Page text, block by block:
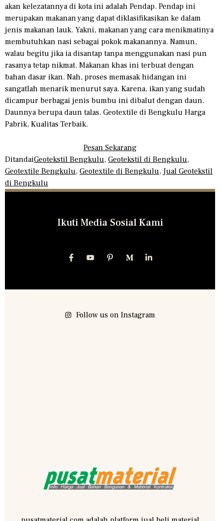
akan kelezatannya di kota ini adalah Pendap. Pendap ini
merupakan makanan yang dapat diklasifikasikan ke dalam
jenis makanan lauk. Yakni, makanan yang cara menikmatinya
membutuhkan nasi sebagai pokok makanannya. Namun,
walau begitu jika ia disantap tanpa menggunakan nasi pun
rasanya tetap nikmat. Makanan khas ini terbuat dengan
bahan dasar ikan. Nah, proses memasak hidangan ini
sangatlah menarik menurut saya. Karena, ikan yang sudah
dicampur berbagai jenis bumbu ini dibalut dengan daun.
Daunnya berupa daun talas. Geotextile di Bengkulu Harga
Pabrik, Kualitas Terbaik.
Pesan Sekarang
DitandaiGeotekstil Bengkulu, Geotekstil di Bengkulu,
Geotextile Bengkulu, Geotextile di Bengkulu, Jual Geotekstil
di Bengkulu
Ikuti Media Sosial Kami
Follow us on Instagram